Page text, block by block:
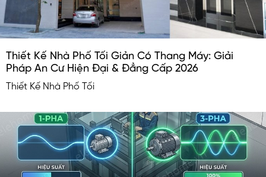
Thiết Kế Nhà Phố Tối Giản Có Thang Máy: Giải
Pháp An Cư Hiện Đại & Đẳng Cấp 2026
Thiết Kế Nhà Phố Tối